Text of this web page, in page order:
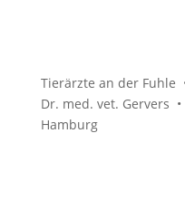
Tierärzte an der Fuhle
Dr. med. vet. Gervers
Hamburg